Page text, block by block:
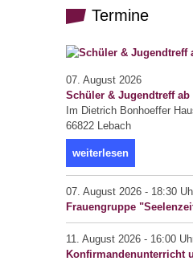
Termine
07. August 2026
Schüler & Jugendtreff ab
Im Dietrich Bonhoeffer
66822 Lebach
weiterlesen
07. August 2026 - 18:30
Frauengruppe
11. August 2026 - 16:00
Konfirmandenunterricht